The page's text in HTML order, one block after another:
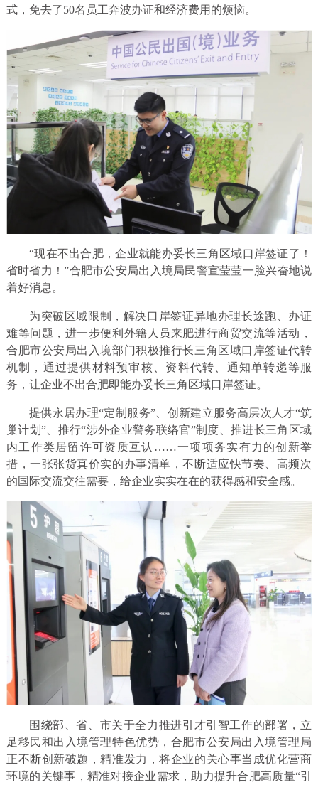
式，免去了50名员工奔波办证和经济费用的烦恼。
“现在不出合肥，企业就能办妥长三角区域口岸签证了！
省时省力！”合肥市公安局出入境局民警宣莹莹一脸兴奋地说
着好消息。
为突破区域限制，解决口岸签证异地办理长途跑、办证
难等问题，进一步便利外籍人员来肥进行商贸交流等活动，
合肥市公安局出入境部门积极推行长三角区域口岸签证代转
机制，通过提供材料预审核、资料代转、通知单转递等服
务，让企业不出合肥即能办妥长三角区域口岸签证。
提供永居办理“定制服务”、创新建立服务高层次人才“筑
巢计划”、推行“涉外企业警务联络官”制度、推进长三角区域
内工作类居留许可资质互认……一项项务实有力的创新举
措，一张张货真价实的办事清单，不断适应快节奏、高频次
的国际交流交往需要，给企业实实在在的获得感和安全感。
围绕部、省、市关于全力推进引才引智工作的部署，立
足移民和出入境管理特色优势，合肥市公安局出入境管理局
正不断创新破题，精准发力，将企业的关心事当成优化营商
环境的关键事，精准对接企业需求，助力提升合肥高质量“引